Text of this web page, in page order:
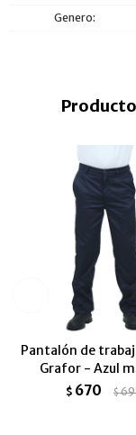
Genero
Pantalón de
Grafor - Azul
$ 670 $